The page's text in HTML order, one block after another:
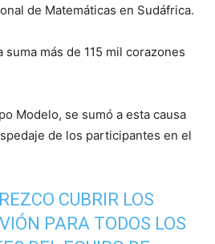
de Matemáticas en Sudáfrica.
más de 115 mil corazones
Modelo, se sumó a esta causa
de los participantes en el
CUBRIR LOS
PARA TODOS LOS